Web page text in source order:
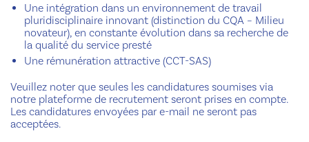
Une intégration dans un environnement de travail
pluridisciplinaire innovant (distinction du CQA – Milieu
novateur), en constante évolution dans sa recherche de
la qualité du service presté
Une rémunération attractive (CCT-SAS)
Veuillez noter que seules les candidatures soumises via
notre plateforme de recrutement seront prises en compte.
Les candidatures envoyées par e-mail ne seront pas
acceptées.